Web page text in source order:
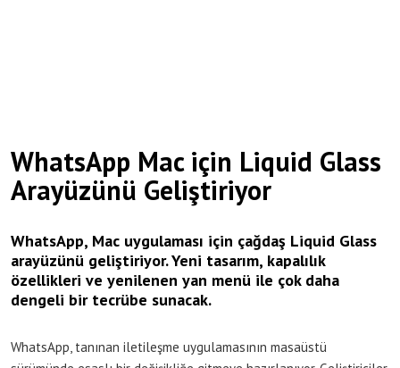
WhatsApp Mac için Liquid Glass
Arayüzünü Geliştiriyor
WhatsApp, Mac uygulaması için çağdaş Liquid Glass
arayüzünü geliştiriyor. Yeni tasarım, kapalılık
özellikleri ve yenilenen yan menü ile çok daha
dengeli bir tecrübe sunacak.
WhatsApp, tanınan iletileşme uygulamasının masaüstü